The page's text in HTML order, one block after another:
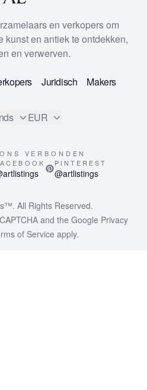
en verkopers om
kunst en antiek te ontdekken,
en verwerven.
Juridisch Makers
EUR
VERBONDEN
PINTEREST
@artlistings
. All Rights Reserved.
and the Google Privacy
of Service apply.